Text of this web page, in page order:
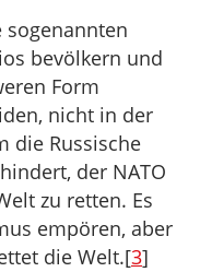
sogenannten
bevölkern und
Form
nicht in der
die Russische
der NATO
zu retten. Es
empören, aber
die Welt.[3]